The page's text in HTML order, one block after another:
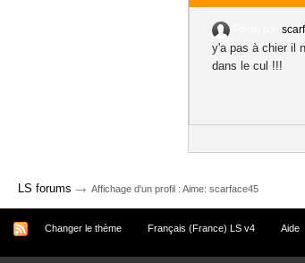
y'a pas à chier il
dans le cul !!!
LS forums → Affichage d'un profil : Aime: scarface45
Changer le thème Français (France) LS v4 Aide